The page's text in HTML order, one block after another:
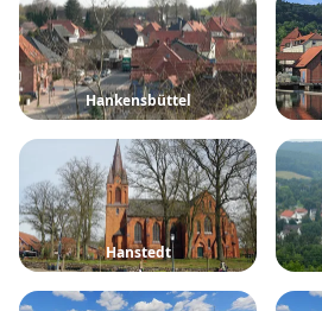
Hankensbüttel
Hanstedt